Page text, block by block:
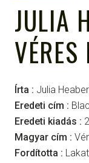
JULIA
Írta : Julia
Eredeti cím :
Eredeti kiadás :
Magyar cím :
Fordította :